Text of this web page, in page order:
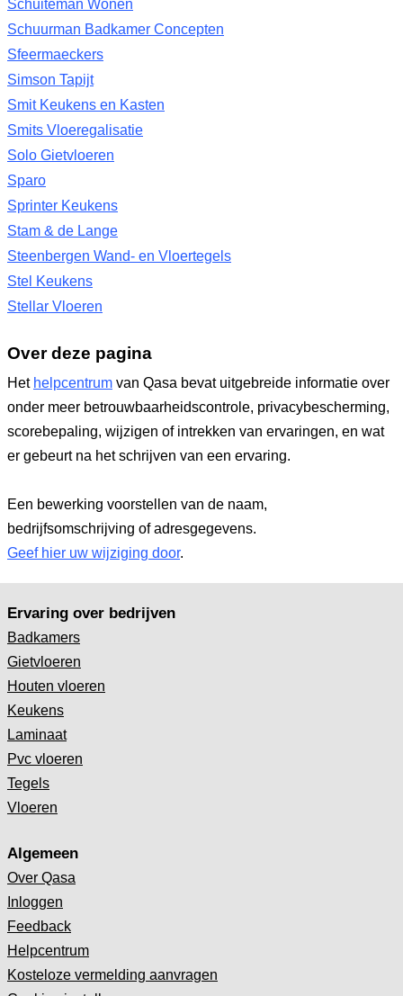
Schuiteman Wonen
Schuurman Badkamer Concepten
Sfeermaeckers
Simson Tapijt
Smit Keukens en Kasten
Smits Vloeregalisatie
Solo Gietvloeren
Sparo
Sprinter Keukens
Stam & de Lange
Steenbergen Wand- en Vloertegels
Stel Keukens
Stellar Vloeren
Over deze pagina
Het helpcentrum van Qasa bevat uitgebreide informatie over
onder meer betrouwbaarheidscontrole, privacybescherming,
scorebepaling, wijzigen of intrekken van ervaringen, en wat
er gebeurt na het schrijven van een ervaring.
Een bewerking voorstellen van de naam,
bedrijfsomschrijving of adresgegevens.
Geef hier uw wijziging door.
Ervaring over bedrijven
Badkamers
Gietvloeren
Houten vloeren
Keukens
Laminaat
Pvc vloeren
Tegels
Vloeren
Algemeen
Over Qasa
Inloggen
Feedback
Helpcentrum
Kosteloze vermelding aanvragen